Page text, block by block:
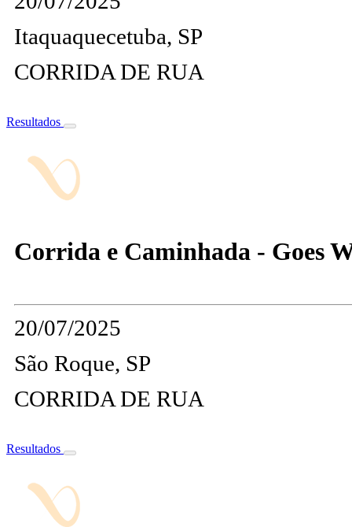
Itaquaquecetuba, SP
CORRIDA DE RUA
Resultados
Corrida e Caminhada - Goes
20/07/2025
São Roque, SP
CORRIDA DE RUA
Resultados